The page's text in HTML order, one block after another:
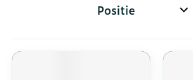
Sorteer op: